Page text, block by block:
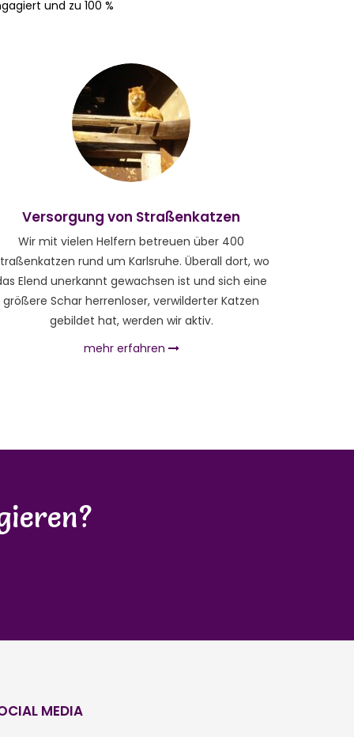
und zu 100 %
Versorgung von Straßenkatzen
Wir mit vielen Helfern betreuen über 400
rund um Karlsruhe. Überall dort, wo
Elend unerkannt gewachsen ist und sich eine
größere Schar herrenloser, verwilderter Katzen
gebildet hat, werden wir aktiv.
mehr erfahren
MEDIA